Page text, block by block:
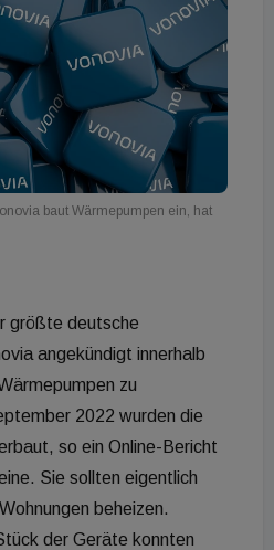
baut Wärmepumpen ein, hat
größte deutsche
angekündigt innerhalb
zu
2022 wurden die
so ein Online-Bericht
Sie sollten eigentlich
beheizen.
der Geräte konnten